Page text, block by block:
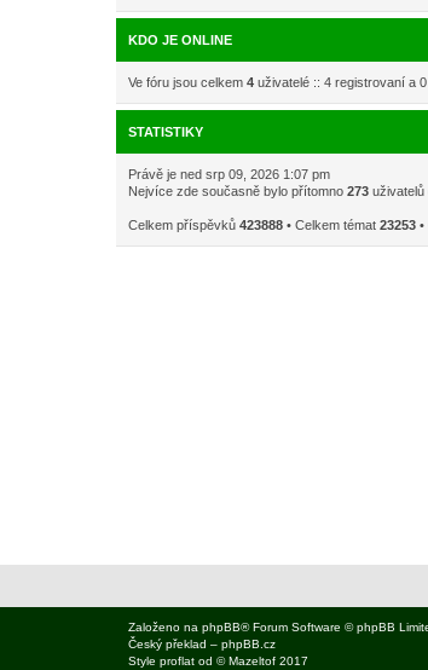
KDO JE ONLINE
Ve fóru jsou celkem 4 uživatelé :: 4 registrovaní a
STATISTIKY
Právě je ned srp 09, 2026 1:07 pm
Nejvíce zde současně bylo přítomno 273 uživatelů
Celkem příspěvků 423888 • Celkem témat 23253
Založeno na phpBB® Forum Software © phpBB
Český překlad – phpBB.cz
Style proflat od ©Mazeltof 2017